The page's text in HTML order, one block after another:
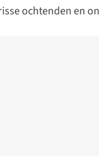
ochtenden en